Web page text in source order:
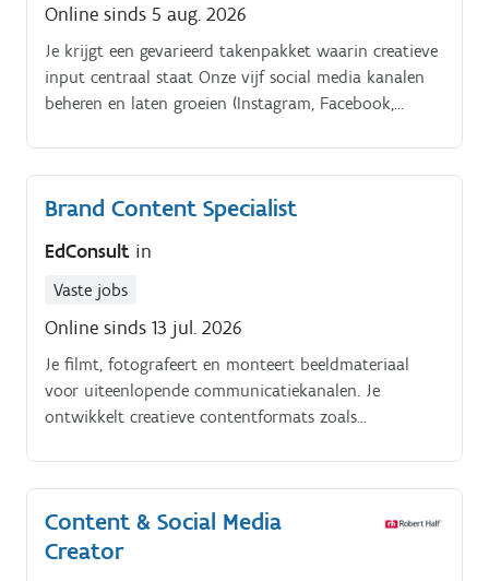
Online sinds 5 aug. 2026
Je krijgt een gevarieerd takenpakket waarin creatieve
input centraal staat Onze vijf social media kanalen
beheren en laten groeien (Instagram, Facebook,
Brand Content Specialist
EdConsult in
Vaste jobs
Online sinds 13 jul. 2026
Je filmt, fotografeert en monteert beeldmateriaal
voor uiteenlopende communicatiekanalen. Je
ontwikkelt creatieve contentformats zoals
Content & Social Media
Creator